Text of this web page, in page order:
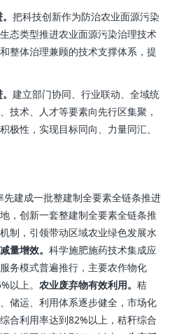
把科技创新作为防治农业面源污染
态类型推进农业面源污染治理技术
整体治理兼顾的技术支撑体系，提
建立部门协同、行业联动、全域统
技术、人才等要素向先行区集聚，
极性，实现目标同向、力量同汇、
建成一批整建制全要素全链条推进
，创新一套整建制全要素全链条推
制，引领带动区域农业绿色发展水
量增效。科学施肥施药技术集成应
务模式普遍推行，主要农作物化
以上。农业废弃物有效利用。秸
储运、利用体系逐步健全，市场化
合利用率达到82%以上，秸秆综合